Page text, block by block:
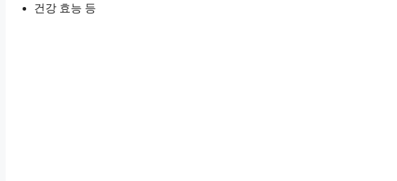
건강 효능 등